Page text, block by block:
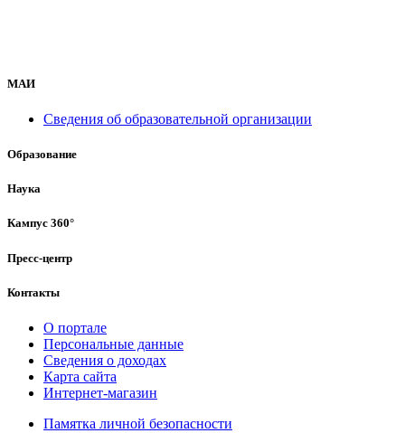
МАИ
Сведения об образовательной организации
Образование
Наука
Кампус 360°
Пресс-центр
Контакты
О портале
Персональные данные
Сведения о доходах
Карта сайта
Интернет-магазин
Памятка личной безопасности